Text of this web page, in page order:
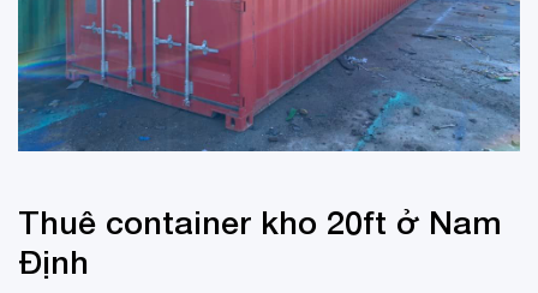
Thuê container kho 20ft ở Nam
Định